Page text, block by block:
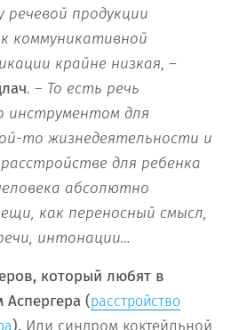
продукции
коммуникативной
крайне низкая, –
. – То есть речь
инструментом для
то жизнедеятельности и
для ребенка
абсолютно
как переносный смысл,
интонации…
который любят в
Аспергера (расстройство